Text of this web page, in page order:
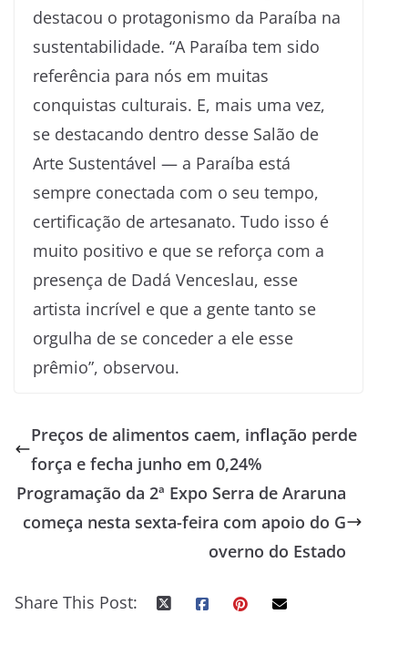
destacou o protagonismo da Paraíba na
sustentabilidade. “A Paraíba tem sido
referência para nós em muitas
conquistas culturais. E, mais uma vez,
se destacando dentro desse Salão de
Arte Sustentável — a Paraíba está
sempre conectada com o seu tempo,
certificação de artesanato. Tudo isso é
muito positivo e que se reforça com a
presença de Dadá Venceslau, esse
artista incrível e que a gente tanto se
orgulha de se conceder a ele esse
prêmio”, observou.
Preços de alimentos caem, inflação perde
força e fecha junho em 0,24%
Programação da 2ª Expo Serra de Araruna
começa nesta sexta-feira com apoio do G
overno do Estado
Share This Post: